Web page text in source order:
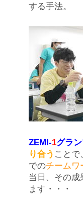
する手法。
ZEMI-1グラ
り合う ことで
でのチームワ
当日、その
ます・・・